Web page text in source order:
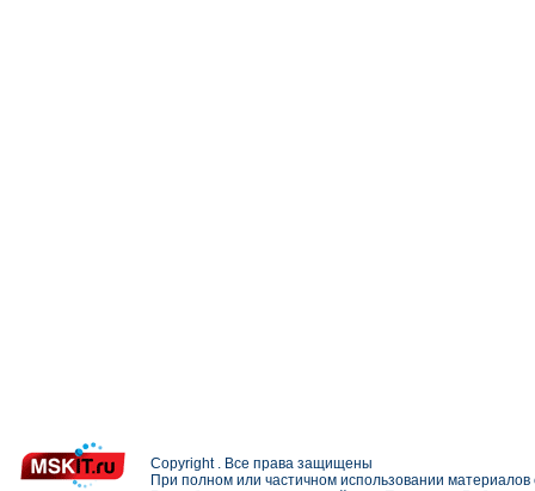
Copyright . Все права защищены
При полном или частичном использовании